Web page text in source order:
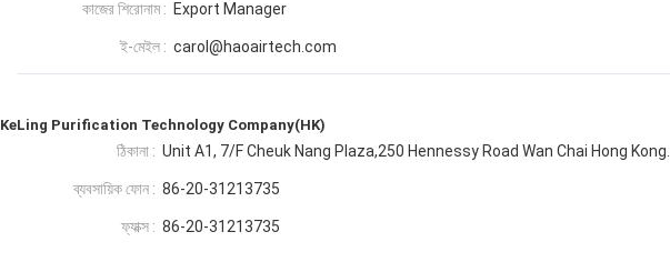
কাজের শিরোনাম : Export Manager
ই-মেইল : carol@haoairtech.com
KeLing Purification Technology Company(HK)
ঠিকানা : Unit A1, 7/F Cheuk Nang Plaza,250 Hennessy Road Wan Chai Hong Kong.
ব্যবসায়িক ফোন : 86-20-31213735
ফ্যাক্স : 86-20-31213735